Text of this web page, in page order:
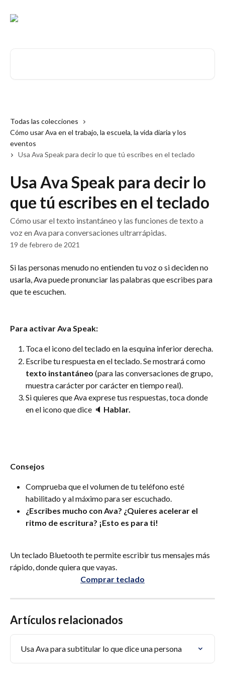
Todas las colecciones
Cómo usar Ava en el trabajo, la escuela, la vida diaria y los
eventos
Usa Ava Speak para decir lo que tú escribes en el teclado
Usa Ava Speak para decir lo
que tú escribes en el teclado
Cómo usar el texto instantáneo y las funciones de texto a
voz en Ava para conversaciones ultrarrápidas.
19 de febrero de 2021
Si las personas menudo no entienden tu voz o si deciden no
usarla, Ava puede pronunciar las palabras que escribes para
que te escuchen.
Para activar Ava Speak:
Toca el icono del teclado en la esquina inferior derecha.
Escribe tu respuesta en el teclado. Se mostrará como
texto instantáneo (para las conversaciones de grupo,
muestra carácter por carácter en tiempo real).
Si quieres que Ava exprese tus respuestas, toca donde
en el icono que dice 🔈 Hablar.
Consejos
Comprueba que el volumen de tu teléfono esté
habilitado y al máximo para ser escuchado.
¿Escribes mucho con Ava? ¿Quieres acelerar el
ritmo de escritura? ¡Esto es para ti!
Un teclado Bluetooth te permite escribir tus mensajes más
rápido, donde quiera que vayas.
Comprar teclado
Artículos relacionados
Usa Ava para subtitular lo que dice una persona